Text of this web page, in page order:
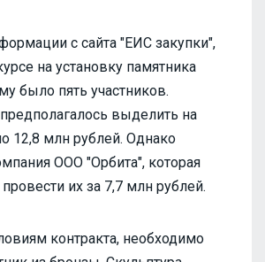
с сайта "ЕИС закупки",
на установку памятника
было пять участников.
выделить на
12,8 млн рублей. Однако
ООО "Орбита", которая
провести их за 7,7 млн рублей.
контракта, необходимо